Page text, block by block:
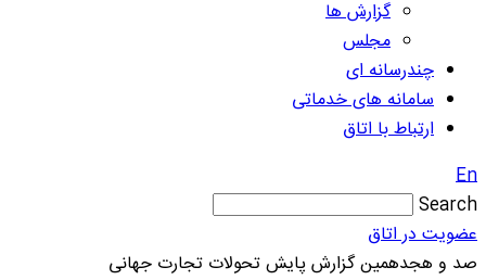
گزارش ها
مجلس
چندرسانه ای
سامانه های خدماتی
ارتباط با اتاق
En
Search
عضویت در اتاق
صد و هجدهمین گزارش پایش تحولات تجارت جهانی